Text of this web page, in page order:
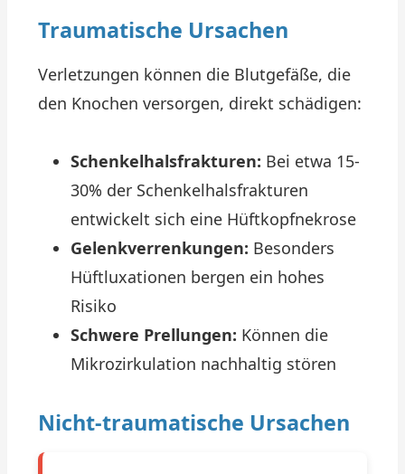
Traumatische Ursachen
Verletzungen können die Blutgefäße, die
den Knochen versorgen, direkt schädigen:
Schenkelhalsfrakturen: Bei etwa 15-
30% der Schenkelhalsfrakturen
entwickelt sich eine Hüftkopfnekrose
Gelenkverrenkungen: Besonders
Hüftluxationen bergen ein hohes
Risiko
Schwere Prellungen: Können die
Mikrozirkulation nachhaltig stören
Nicht-traumatische Ursachen